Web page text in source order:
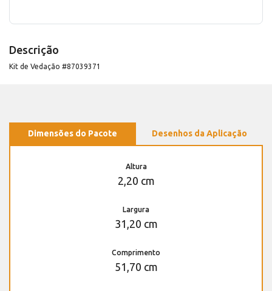
Descrição
Kit de Vedação #87039371
Dimensões do Pacote Desenhos da Aplicação
Altura
2,20 cm
Largura
31,20 cm
Comprimento
51,70 cm